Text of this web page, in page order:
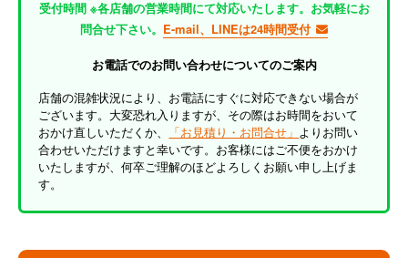
受付時間 ※各店舗の営業時間にて対応いたします。お気軽にお
問合せ下さい。 E-mail、LINEは24時間受付
お電話でのお問い合わせについてのご案内
店舗の混雑状況により、お電話にすぐに対応できない場合が
ございます。大変恐れ入りますが、その際はお時間をおいて
おかけ直しいただくか、
「お見積り・お問合せ」 よりお問い
合わせいただけますと幸いです。お客様にはご不便をおかけ
いたしますが、何卒ご理解のほどよろしくお願い申し上げま
す。